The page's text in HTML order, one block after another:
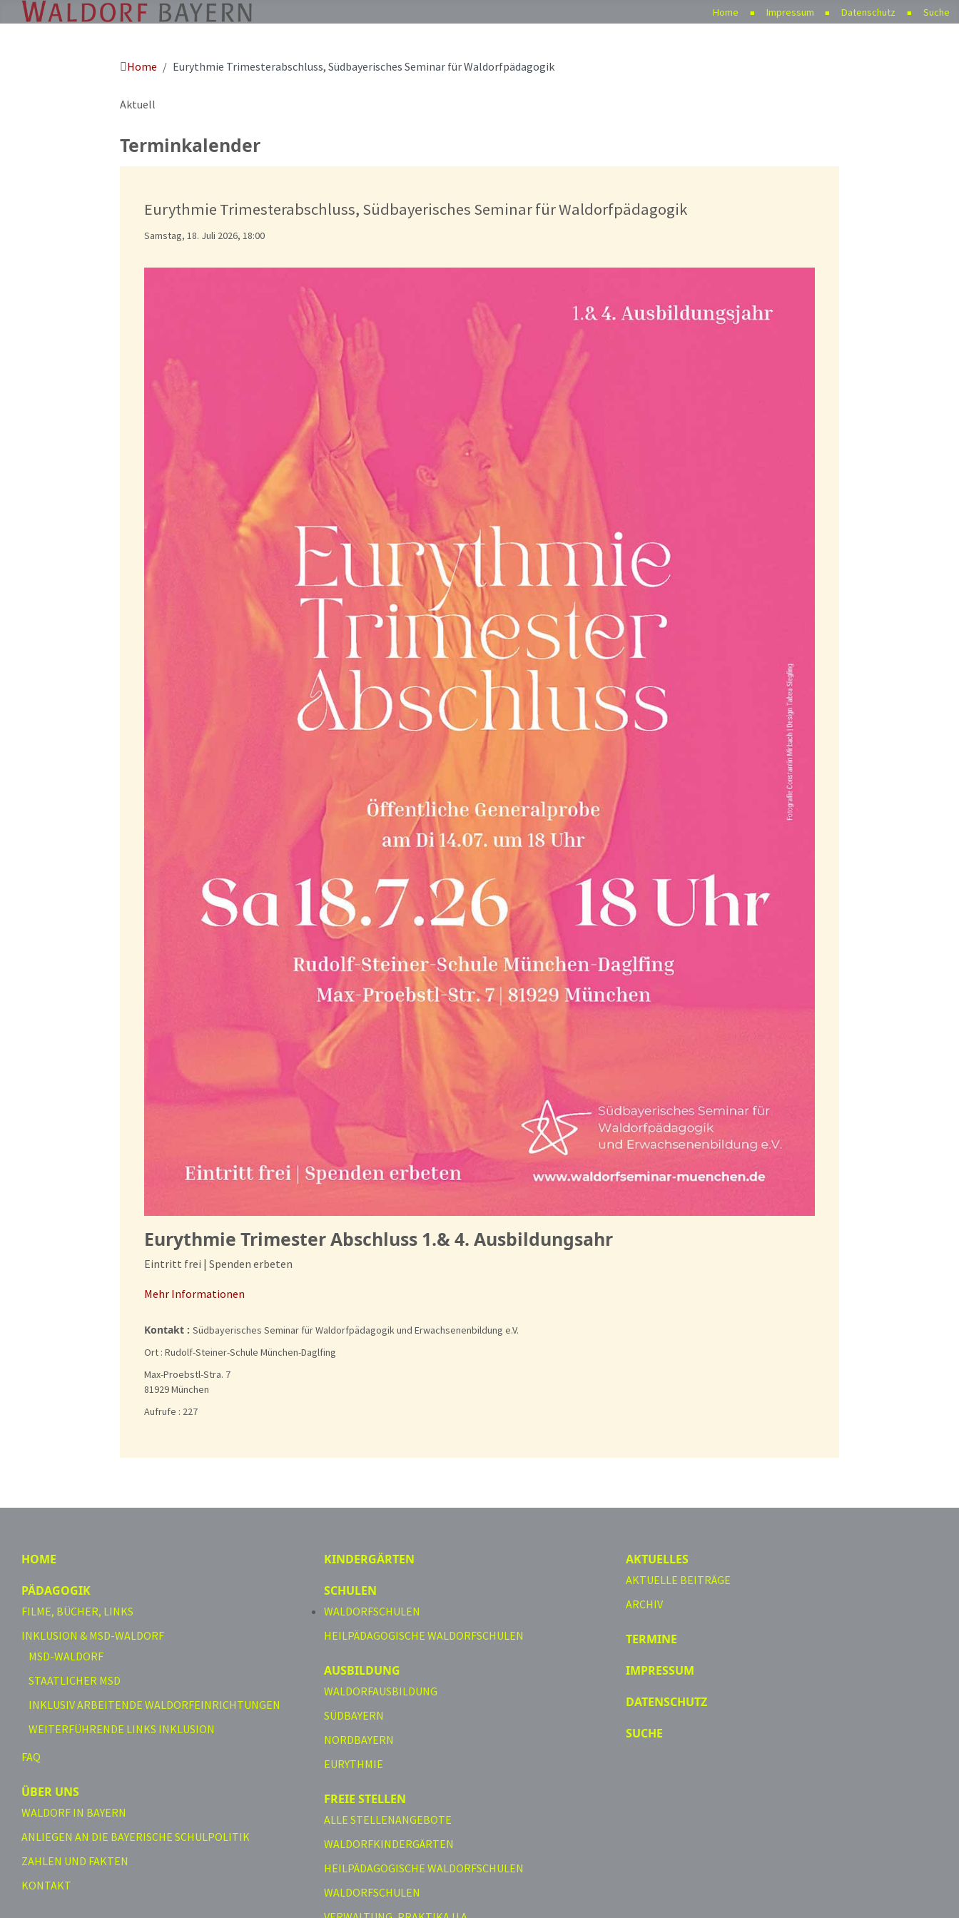
Home Impressum Datenschutz Suche
Home Eurythmie Trimesterabschluss, Südbayerisches Seminar für Waldorfpädagogik
Aktuell
Terminkalender
Eurythmie Trimesterabschluss, Südbayerisches Seminar für Waldorfpädagogik
Samstag, 18. Juli 2026, 18:00
Eurythmie Trimester Abschluss 1.& 4. Ausbildungsahr
Eintritt frei | Spenden erbeten
Mehr Informationen
Kontakt : Südbayerisches Seminar für Waldorfpädagogik und Erwachsenenbildung e.V.
Ort : Rudolf-Steiner-Schule München-Daglfing
Max-Proebstl-Stra. 7
81929 München
Aufrufe : 227
HOME
PÄDAGOGIK
FILME, BÜCHER, LINKS
INKLUSION & MSD-WALDORF
MSD-WALDORF
STAATLICHER MSD
INKLUSIV ARBEITENDE WALDORFEINRICHTUNGEN
WEITERFÜHRENDE LINKS INKLUSION
FAQ
ÜBER UNS
WALDORF IN BAYERN
ANLIEGEN AN DIE BAYERISCHE SCHULPOLITIK
ZAHLEN UND FAKTEN
KONTAKT
KINDERGÄRTEN
SCHULEN
WALDORFSCHULEN
HEILPÄDAGOGISCHE WALDORFSCHULEN
AUSBILDUNG
WALDORFAUSBILDUNG
SÜDBAYERN
NORDBAYERN
EURYTHMIE
FREIE STELLEN
ALLE STELLENANGEBOTE
WALDORFKINDERGÄRTEN
HEILPÄDAGOGISCHE WALDORFSCHULEN
WALDORFSCHULEN
AKTUELLES
AKTUELLE BEITRÄGE
ARCHIV
TERMINE
IMPRESSUM
DATENSCHUTZ
SUCHE